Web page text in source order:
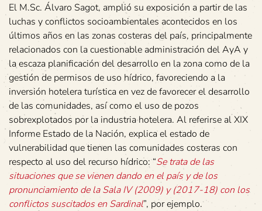
El M.Sc. Álvaro Sagot, amplió su exposición a partir de las
luchas y conflictos socioambientales acontecidos en los
últimos años en las zonas costeras del país, principalmente
relacionados con la cuestionable administración del AyA y
la escaza planificación del desarrollo en la zona como de la
gestión de permisos de uso hídrico, favoreciendo a la
inversión hotelera turística en vez de favorecer el desarrollo
de las comunidades, así como el uso de pozos
sobrexplotados por la industria hotelera. Al referirse al XIX
Informe Estado de la Nación, explica el estado de
vulnerabilidad que tienen las comunidades costeras con
respecto al uso del recurso hídrico: “Se trata de las
situaciones que se vienen dando en el país y de los
pronunciamiento de la Sala IV (2009) y (2017-18) con los
conflictos suscitados en Sardinal”, por ejemplo.